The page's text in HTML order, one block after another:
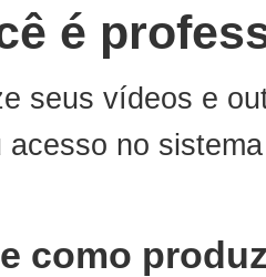
é
seus vídeos e
acesso no
como